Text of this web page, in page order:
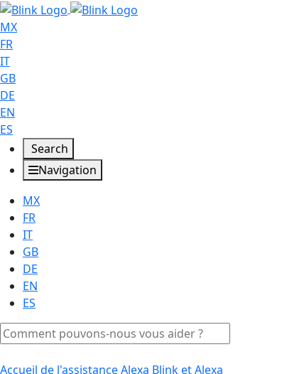
MX
FR
IT
GB
DE
EN
ES
Search
Navigation
MX
FR
IT
GB
DE
EN
ES
Accueil de l'assistanceAlexa Blink et Alexa